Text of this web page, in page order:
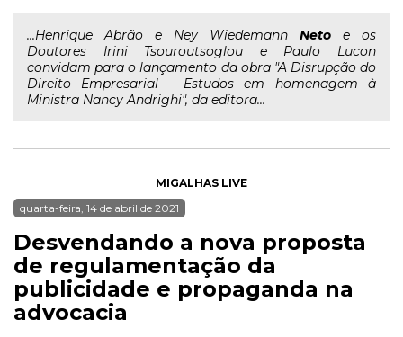
...Henrique Abrão e Ney Wiedemann Neto e os
Doutores Irini Tsouroutsoglou e Paulo Lucon
convidam para o lançamento da obra "A Disrupção do
Direito Empresarial - Estudos em homenagem à
Ministra Nancy Andrighi", da editora...
MIGALHAS LIVE
quarta-feira, 14 de abril de 2021
Desvendando a nova proposta
de regulamentação da
publicidade e propaganda na
advocacia